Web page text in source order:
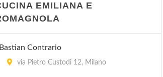
EMILIANA E
Bastian Contrario
via Pietro Custodi 12, Milano